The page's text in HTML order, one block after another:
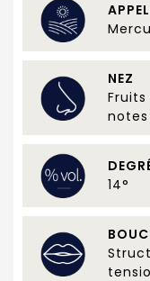
NEZ
14°